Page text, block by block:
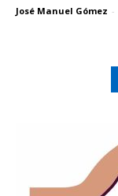
José Manuel Gómez -